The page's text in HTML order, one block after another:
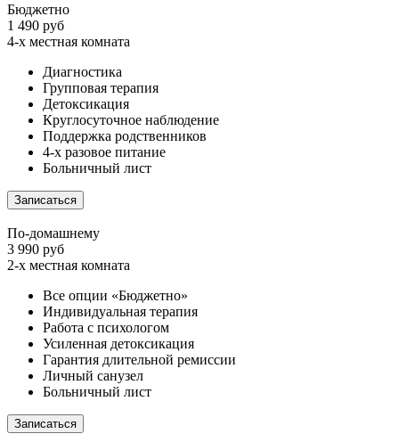
Бюджетно
1 490 руб
4-х местная комната
Диагностика
Групповая терапия
Детоксикация
Круглосуточное наблюдение
Поддержка родственников
4-х разовое питание
Больничный лист
Записаться
По-домашнему
3 990 руб
2-х местная комната
Все опции «Бюджетно»
Индивидуальная терапия
Работа с психологом
Усиленная детоксикация
Гарантия длительной ремиссии
Личный санузел
Больничный лист
Записаться